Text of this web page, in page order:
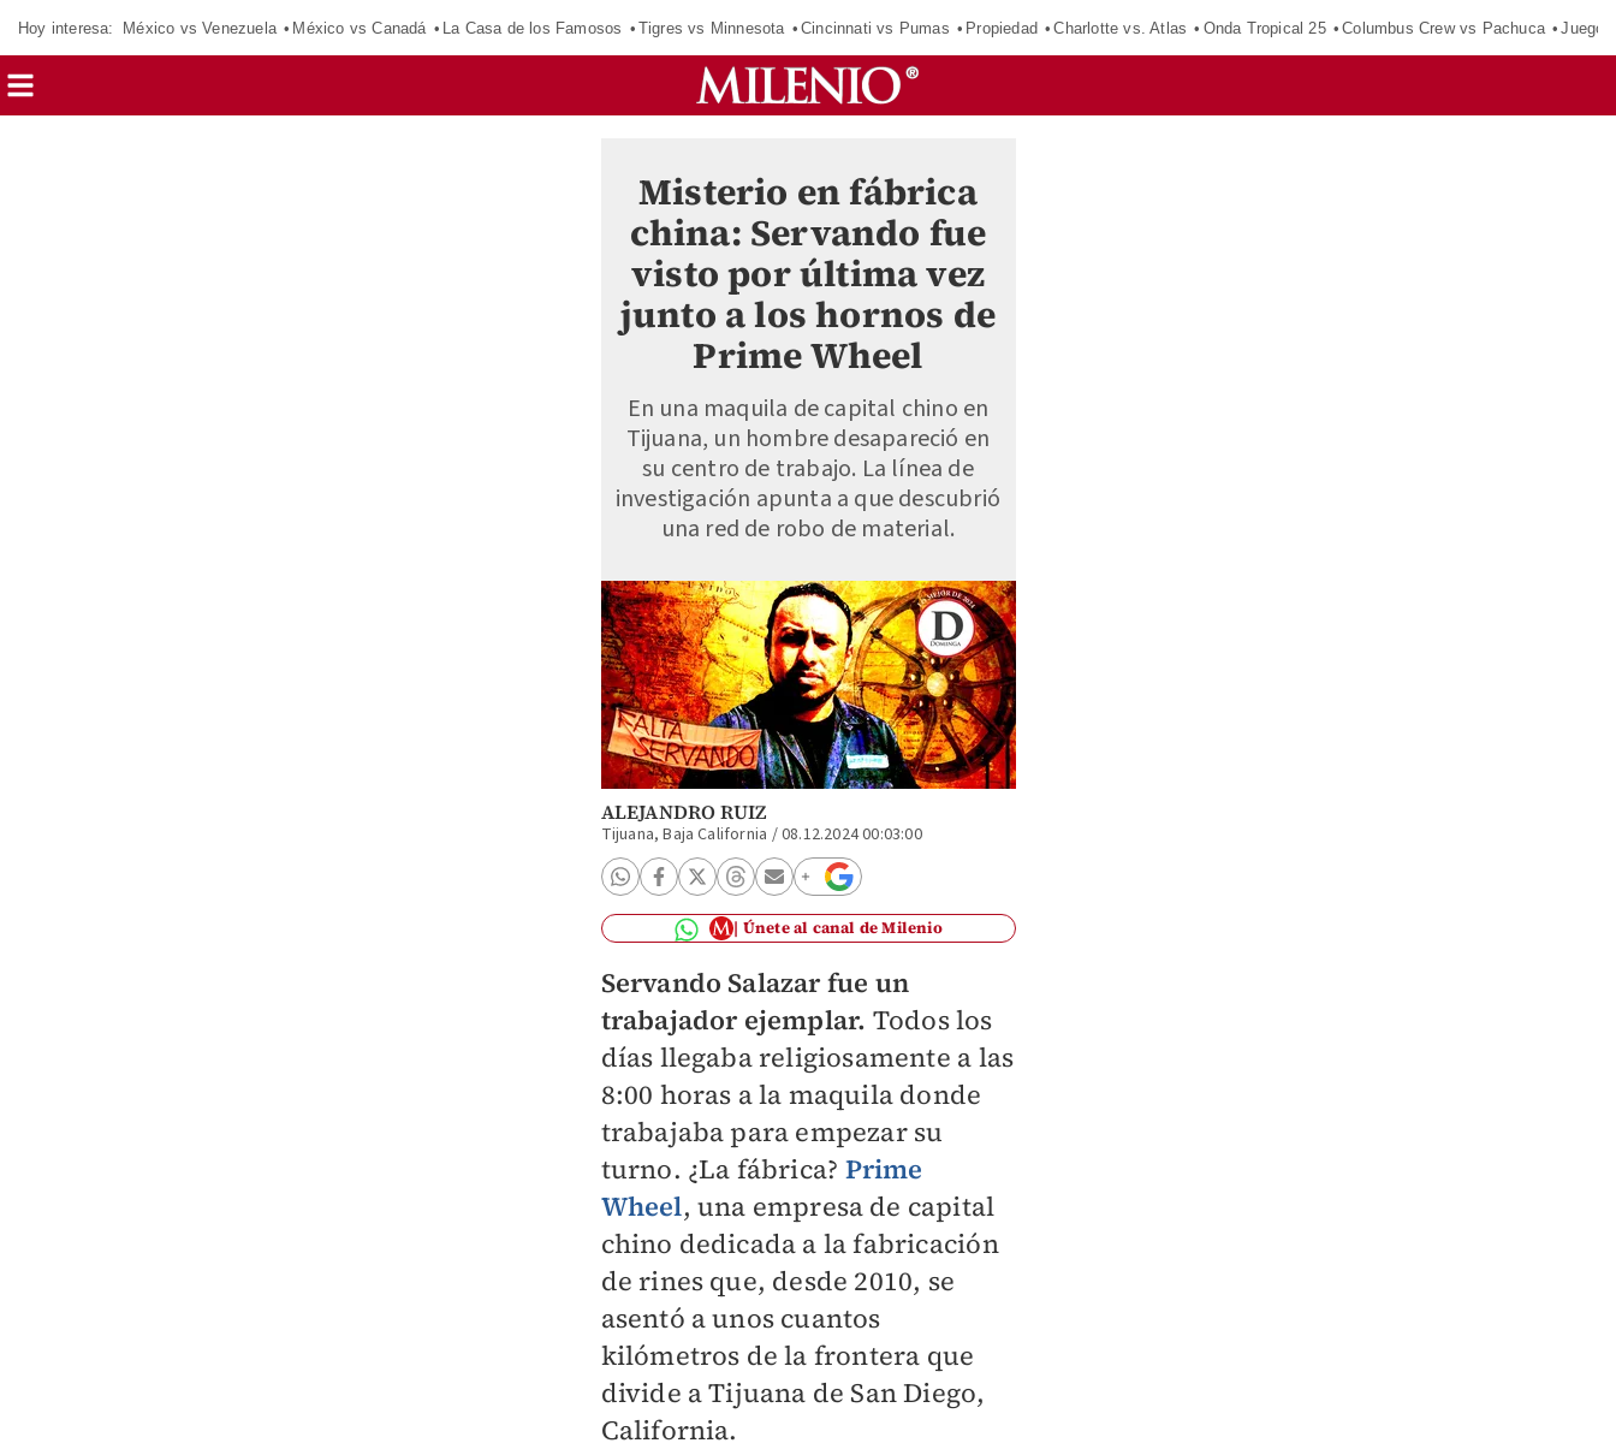
Hoy interesa: México vs Venezuela México vs Canadá La Casa de los Famosos Tigres vs Minnesota Cincinnati vs Pumas Propiedad Charlotte vs. Atlas Onda Tropical 25 Columbus Crew vs Pachuca
Misterio en fábrica
china: Servando fue
visto por última vez
junto a los hornos de
Prime Wheel
En una maquila de capital chino en
Tijuana, un hombre desapareció en
su centro de trabajo. La línea de
investigación apunta a que descubrió
una red de robo de material.
ALEJANDRO RUIZ
Tijuana, Baja California /08.12.2024 00:03:00
Únete al canal de Milenio
Servando Salazar fue un
trabajador ejemplar. Todos los
días llegaba religiosamente a las
8:00 horas a la maquila donde
trabajaba para empezar su
turno. ¿La fábrica? Prime
Wheel, una empresa de capital
chino dedicada a la fabricación
de rines que, desde 2010, se
asentó a unos cuantos
kilómetros de la frontera que
divide a Tijuana de San Diego,
California.